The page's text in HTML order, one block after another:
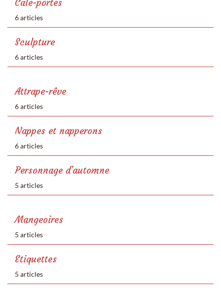
Cale-portes
6 articles
Sculpture
6 articles
Attrape-rêve
6 articles
Nappes et napperons
6 articles
Personnage d'automne
5 articles
Mangeoires
5 articles
Etiquettes
5 articles